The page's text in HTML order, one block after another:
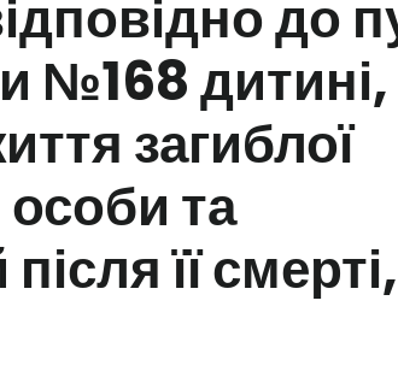
до
№168 дитині,
загиблої
та
її